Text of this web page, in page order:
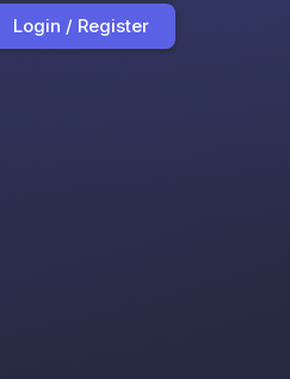
Login / Register